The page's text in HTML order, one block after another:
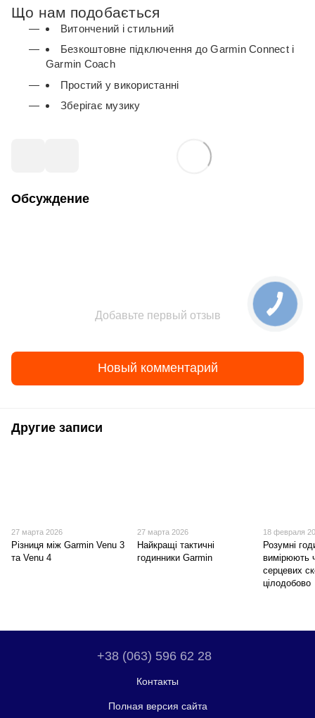
Що нам подобається
Витончений і стильний
Безкоштовне підключення до Garmin Connect і
Garmin Coach
Простий у використанні
Зберігає музику
Обсуждение
Добавьте первый отзыв
Новый комментарий
Другие записи
27 марта 2026
Різниця між Garmin Venu 3
та Venu 4
27 марта 2026
Найкращі тактичні
годинники Garmin
18 февраля
Розумні
вимірюють
серцевих
цілодобово
+38 (063) 596 62 28
Контакты
Полная версия сайта